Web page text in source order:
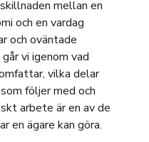
mellan en
och en vardag
och oväntade
vi igenom vad
vilka delar
följer med och
arbete är en av de
en ägare kan göra.